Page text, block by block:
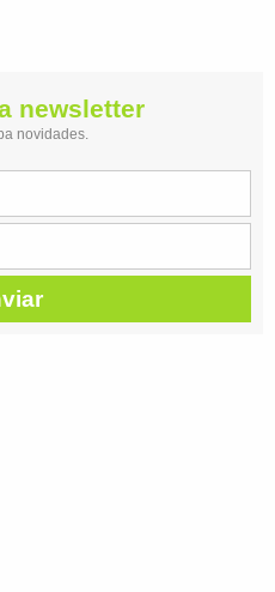
newsletter
novidades.